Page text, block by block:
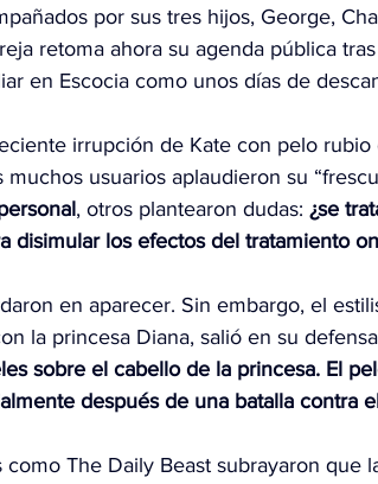
por sus tres hijos, George,
retoma ahora su agenda pública
en Escocia como unos días de
irrupción de Kate con pelo
muchos usuarios aplaudieron su
, otros plantearon dudas: ¿se
disimular los efectos del tratamiento
en aparecer. Sin embargo, el
la princesa Diana, salió en su
sobre el cabello de la princesa. El
después de una batalla contra
como The Daily Beast subrayaron que